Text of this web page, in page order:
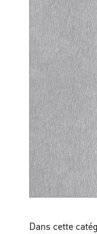
Dans cette